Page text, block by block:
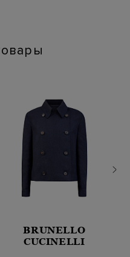
BRUNELLO
CUCINELLI